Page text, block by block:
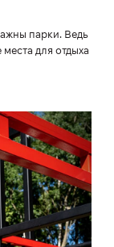
парки. Ведь
для отдыха